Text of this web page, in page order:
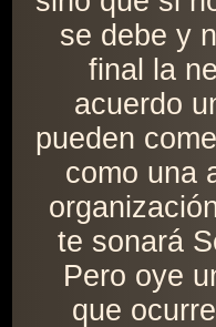
se debe y
final la
acuerdo
pueden
como una
te sonará
Pero oye
que